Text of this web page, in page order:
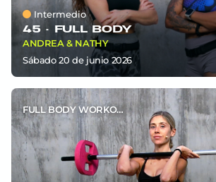
Intermedio
45 · FULL BODY
ANDREA & NATHY
sábado 20 de junio 2026
FULL BODY WORKOUT